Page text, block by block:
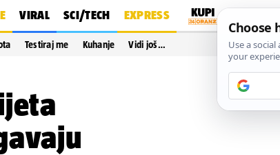
VIRAL SCI/TECH EXPRESS
Testiraj me Kuhanje Vidi još…